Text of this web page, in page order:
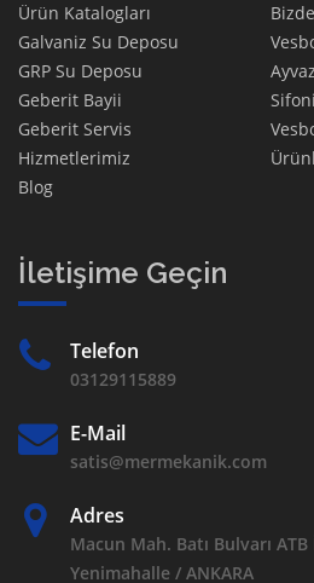
Ürün Katalogları
Galvaniz Su Deposu
GRP Su Deposu
Geberit Bayii
Geberit Servis
Hizmetlerimiz
Blog
İletişime Geçin
Telefon
03129115889
E-Mail
satis@mermekanik.com
Adres
Macun Mah. Batı Bulvarı
Yenimahalle / ANKARA